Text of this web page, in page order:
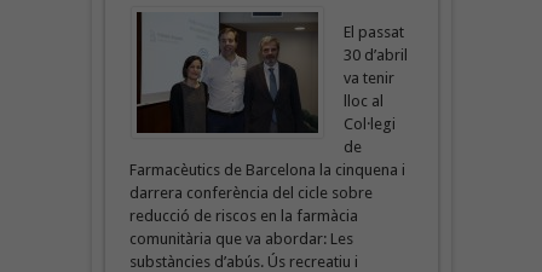
El passat
30 d’abril
va tenir
lloc al
Col·legi
de
Farmacèutics de Barcelona la cinquena i
darrera conferència del cicle sobre
reducció de riscos en la farmàcia
comunitària que va abordar: Les
substàncies d’abús. Ús recreatiu i